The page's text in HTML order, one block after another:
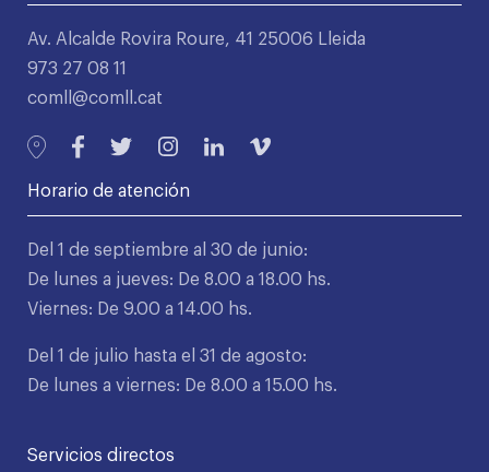
Av. Alcalde Rovira Roure, 41 25006 Lleida
973 27 08 11
comll@comll.cat
Horario de atención
Del 1 de septiembre al 30 de junio:
De lunes a jueves: De 8.00 a 18.00 hs.
Viernes: De 9.00 a 14.00 hs.
Del 1 de julio hasta el 31 de agosto:
De lunes a viernes: De 8.00 a 15.00 hs.
Servicios directos